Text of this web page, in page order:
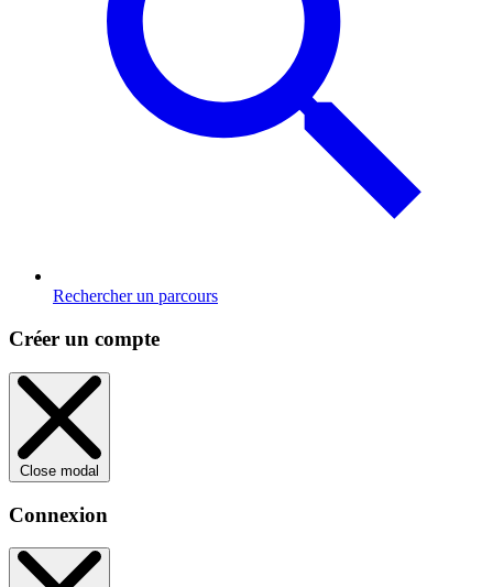
Rechercher un parcours
Créer un compte
Close modal
Connexion